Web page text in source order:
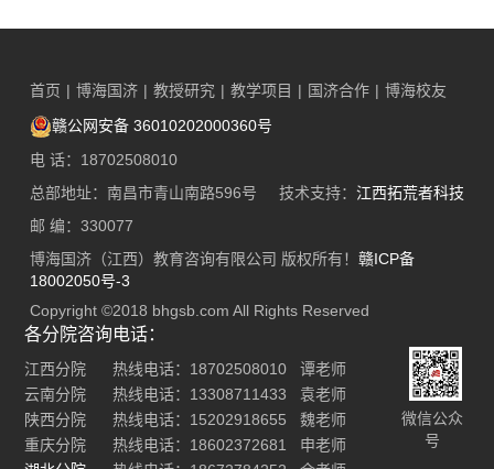
首页 | 博海国济 | 教授研究 | 教学项目 | 国济合作 | 博海校友
赣公网安备 36010202000360号
电 话：18702508010
总部地址：南昌市青山南路596号 技术支持：江西拓荒者科技
邮 编：330077
博海国济（江西）教育咨询有限公司 版权所有！赣ICP备
18002050号-3
Copyright ©2018 bhgsb.com All Rights Reserved
各分院咨询电话：
江西分院 热线电话：18702508010 谭老师
云南分院 热线电话：13308711433 袁老师
陕西分院 热线电话：15202918655 魏老师
重庆分院 热线电话：18602372681 申老师
微信公众
号